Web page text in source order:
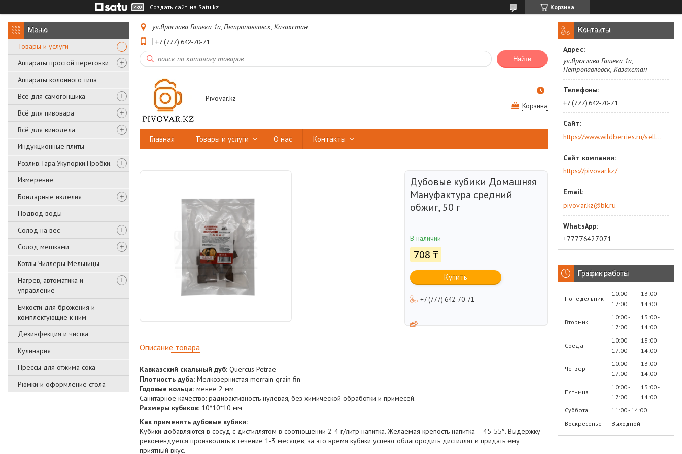
Создать сайт на Satu.kz Корзина
Товары и услуги
Аппараты простой перегонки
Аппараты колонного типа
Всё для самогонщика
Всё для пивовара
Всё для винодела
Индукционные плиты
Розлив.Тара.Укупорки.Пробки.
Измерение
Бондарные изделия
Подвод воды
Солод на вес
Солод мешками
Котлы Чиллеры Мельницы
Нагрев, автоматика и
управление
Емкости для брожения и
комплектующие к ним
Дезинфекция и чистка
Кулинария
Прессы для отжима сока
Рюмки и оформление стола
ул.Ярослава Гашека 1а, Петропавловск, Казахстан
+7 (777) 642-70-71
Найти
Pivovar.kz
Корзина
Главная Товары и услуги О нас Контакты
Дубовые кубики Домашняя
Мануфактура средний
обжиг, 50 г
В наличии
708 ₸
Купить
+7 (777) 642-70-71
Описание товара
Кавказский скальный дуб: Quercus Petrae
Плотность дуба: Мелкозернистая merrain grain fin
Годовые кольца: менее 2 мм
Санитарное качество: радиоактивность нулевая, без химической обработки и примесей.
Размеры кубиков: 10*10*10 мм
Как применять дубовые кубики:
Кубики добавляются в сосуд с дистиллятом в соотношении 2-4 г/литр напитка. Желаемая крепость напитка – 45-55°. Выдержку
рекомендуется производить в течение 1-3 месяцев, за это время кубики успеют облагородить дистиллят и придать ему
приятный вкус.
Контакты
ул.Ярослава Гашека 1а,
Петропавловск, Казахстан
+7 (777) 642-70-71
https://www.wildberries.ru/seller/250044277
https://pivovar.kz/
pivovar.kz@bk.ru
+77776427071
График работы
Понедельник
10:00
17:00
13:00
14:00
Вторник
10:00
17:00
13:00
14:00
Среда
10:00
17:00
13:00
14:00
Четверг
10:00
17:00
13:00
14:00
Пятница
10:00
17:00
13:00
14:00
Суббота
11:00 14:00
Воскресенье
Выходной